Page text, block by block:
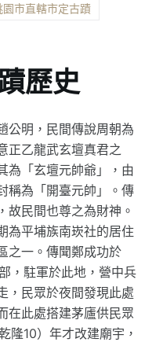
市直轄市定古蹟
歷史
公明，民間傳說周朝為
正乙龍武玄壇真君之
為「玄壇元帥爺」，由
稱為「開臺元帥」。傳
故民間也尊之為財神。
為平埔族南崁社的居住
之一。傳聞鄭成功於
，駐軍於此地，營中兵
，民眾於夜間發現此處
在此處搭建茅廬供民眾
隆10）年才改建廟宇，